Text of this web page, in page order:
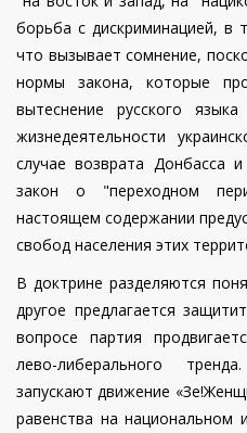
борьба с дискриминацией, в
что вызывает сомнение,
нормы закона, которые
вытеснение русского
жизнедеятельности
случае возврата Донбасса
закон о "переходном
настоящем содержании
свобод населения этих
В доктрине разделяются
другое предлагается
вопросе партия
лево-либерального
запускают движение
равенства на национальном